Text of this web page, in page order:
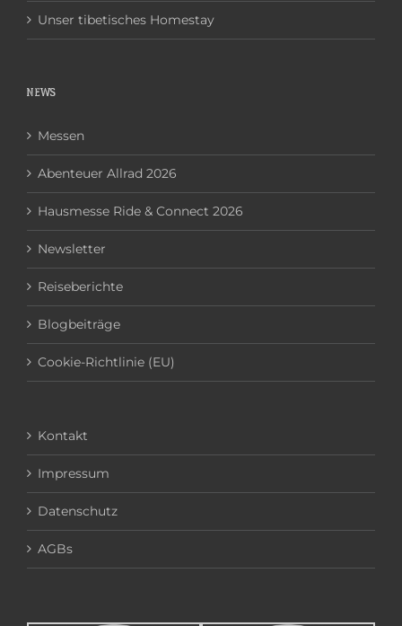
Unser tibetisches Homestay
NEWS
Messen
Abenteuer Allrad 2026
Hausmesse Ride & Connect 2026
Newsletter
Reiseberichte
Blogbeiträge
Cookie-Richtlinie (EU)
Kontakt
Impressum
Datenschutz
AGBs